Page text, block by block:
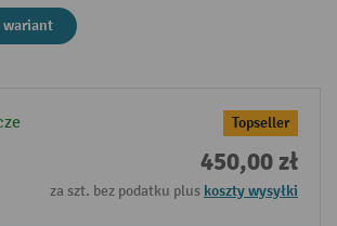
Topseller
450,00 zł
za szt. bez podatku plus koszty wysyłki